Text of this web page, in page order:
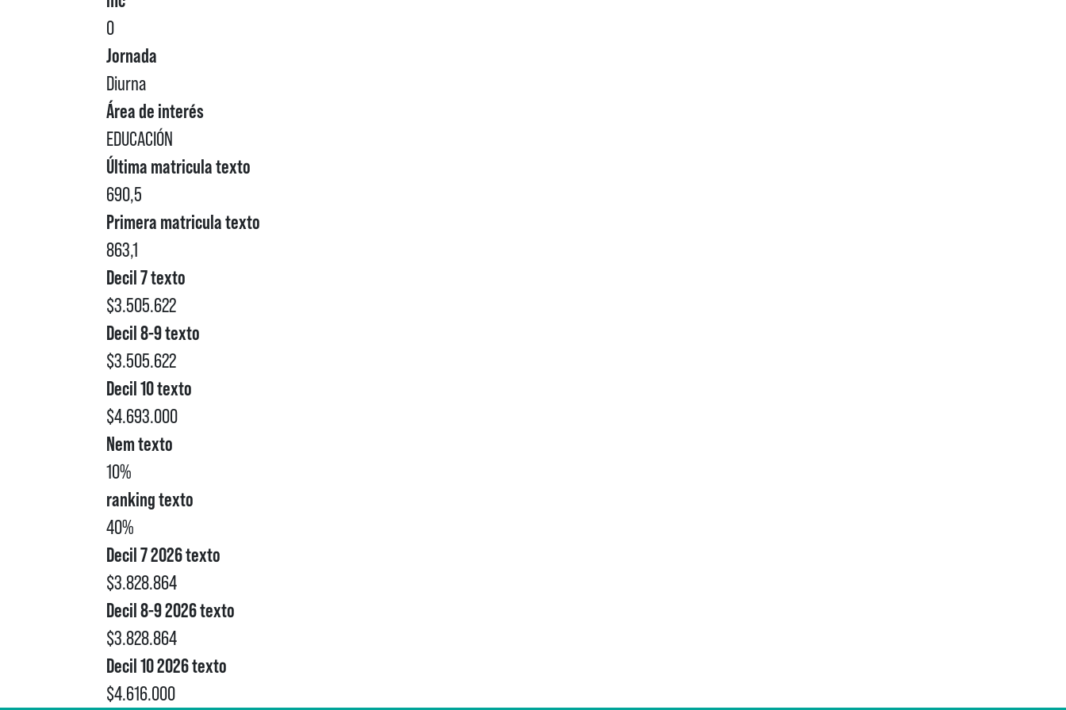
0
Jornada
Diurna
Área de interés
EDUCACIÓN
Última matricula texto
690,5
Primera matricula texto
863,1
Decil 7 texto
$3.505.622
Decil 8-9 texto
$3.505.622
Decil 10 texto
$4.693.000
Nem texto
10%
ranking texto
40%
Decil 7 2026 texto
$3.828.864
Decil 8-9 2026 texto
$3.828.864
Decil 10 2026 texto
$4.616.000